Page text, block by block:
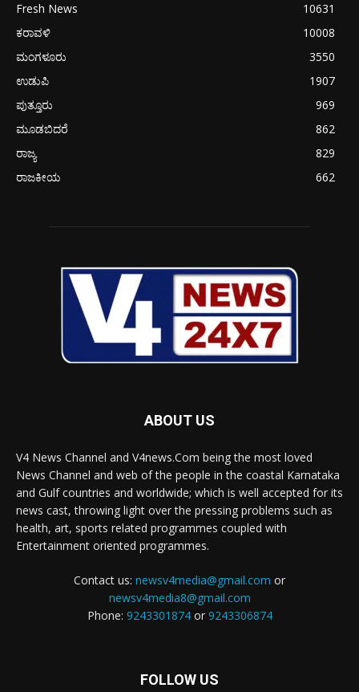
Fresh News
10631
ಕರಾವಳಿ
10008
ಮಂಗಳೂರು
3550
ಉಡುಪಿ
1907
ಪುತ್ತೂರು
969
ಮೂಡಬಿದರೆ
862
ರಾಜ್ಯ
829
ರಾಜಕೀಯ
662
ABOUT US
V4 News Channel and V4news.Com being the most loved
News Channel and web of the people in the coastal Karnataka
and Gulf countries and worldwide; which is well accepted for its
news cast, throwing light over the pressing problems such as
health, art, sports related programmes coupled with
Entertainment oriented programmes.
Contact us: newsv4media@gmail.com or
newsv4media8@gmail.com
Phone: 9243301874or 9243306874
FOLLOW US